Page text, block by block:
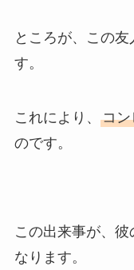
ところが、この
す。
これにより、 コン
のです。
この出来事が、
なります。